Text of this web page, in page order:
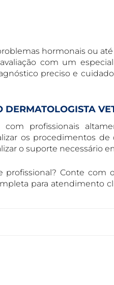
hormonais ou
com um
preciso e
com profissionais
os procedimentos de
o suporte necessário
Conte com
para atendimento